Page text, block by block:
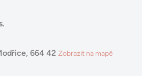
664 42 Zobrazit na mapě